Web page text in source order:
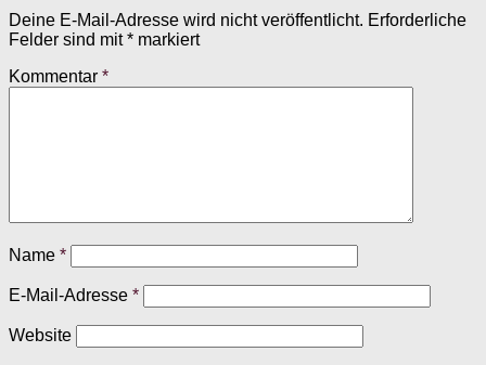
Deine E-Mail-Adresse wird nicht veröffentlicht. Erforderliche
Felder sind mit* markiert
Kommentar *
Name *
E-Mail-Adresse *
Website